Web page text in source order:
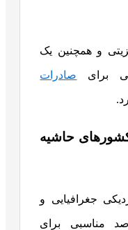
و همچنین یک
برای صادرات
کشورهای حاشیه
جغرافیایی و
مناسبی برای